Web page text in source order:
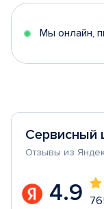
5
Мы онлайн,
Сервисный
Отзывы из
4.9